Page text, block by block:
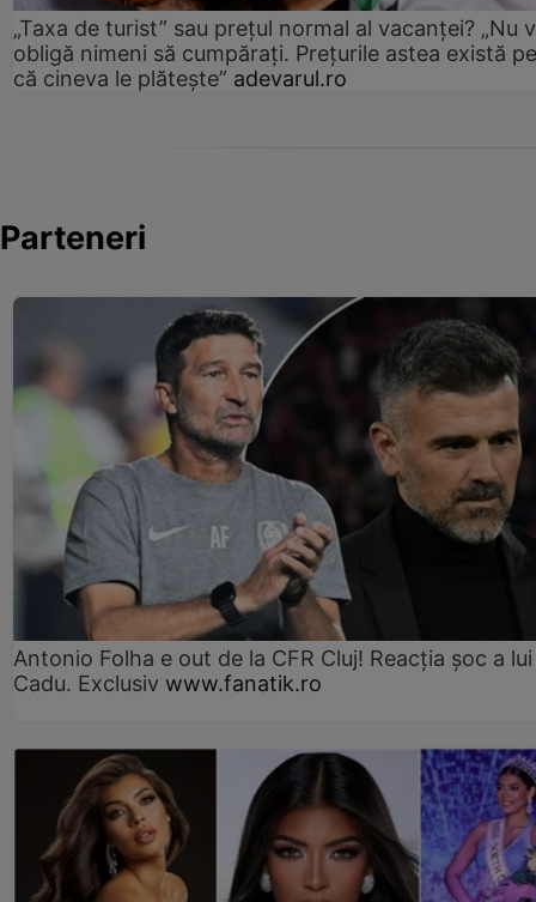
„Taxa de turist” sau prețul normal al vacanței? „Nu
obligă nimeni să cumpărați. Prețurile astea există
că cineva le plătește” adevarul.ro
Parteneri
Antonio Folha e out de la CFR Cluj! Reacția șoc a lui
Cadu. Exclusiv www.fanatik.ro